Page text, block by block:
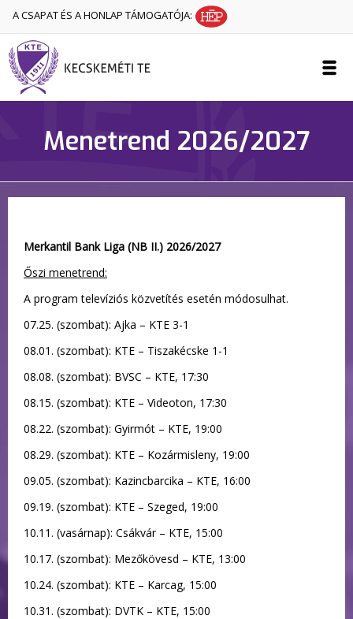
A CSAPAT ÉS A HONLAP TÁMOGATÓJA:
Menetrend 2026/2027
Merkantil Bank Liga (NB II.) 2026/2027
Őszi menetrend:
A program televíziós közvetítés esetén módosulhat.
07.25. (szombat): Ajka – KTE 3-1
08.01. (szombat): KTE – Tiszakécske 1-1
08.08. (szombat): BVSC – KTE, 17:30
08.15. (szombat): KTE – Videoton, 17:30
08.22. (szombat): Gyirmót – KTE, 19:00
08.29. (szombat): KTE – Kozármisleny, 19:00
09.05. (szombat): Kazincbarcika – KTE, 16:00
09.19. (szombat): KTE – Szeged, 19:00
10.11. (vasárnap): Csákvár – KTE, 15:00
10.17. (szombat): Mezőkövesd – KTE, 13:00
10.24. (szombat): KTE – Karcag, 15:00
10.31. (szombat): DVTK – KTE, 15:00